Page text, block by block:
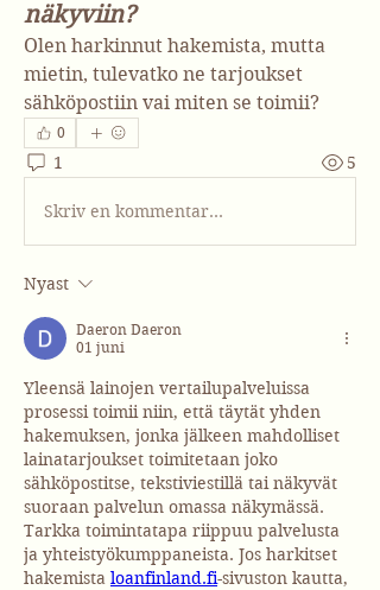
näkyviin?
Olen harkinnut hakemista, mutta
mietin, tulevatko ne tarjoukset
sähköpostiin vai miten se toimii?
0
1 5
Skriv en kommentar...
Nyast
Daeron Daeron
01 juni
Yleensä lainojen vertailupalveluissa
prosessi toimii niin, että täytät yhden
hakemuksen, jonka jälkeen mahdolliset
lainatarjoukset toimitetaan joko
sähköpostitse, tekstiviestillä tai näkyvät
suoraan palvelun omassa näkymässä.
Tarkka toimintatapa riippuu palvelusta
ja yhteistyökumppaneista. Jos harkitset
hakemista loanfinland.fi-sivuston kautta,